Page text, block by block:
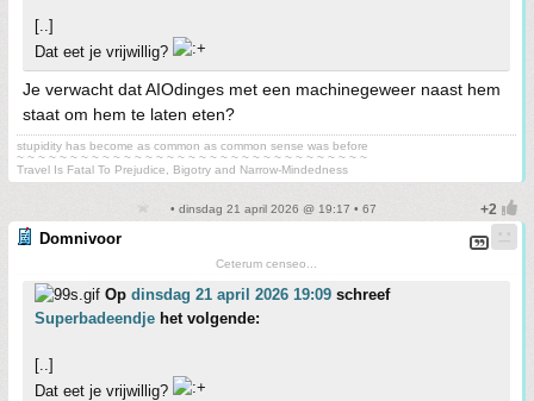
[..]
Dat eet je vrijwillig?
Je verwacht dat AIOdinges met een machinegeweer naast hem
staat om hem te laten eten?
stupidity has become as common as common sense was before
~ ~ ~ ~ ~ ~ ~ ~ ~ ~ ~ ~ ~ ~ ~ ~ ~ ~ ~ ~ ~ ~ ~ ~ ~ ~ ~ ~ ~ ~ ~ ~ ~
Travel Is Fatal To Prejudice, Bigotry and Narrow-Mindedness
• dinsdag 21 april 2026 @ 19:17 • 67
Domnivoor
Ceterum censeo...
Op dinsdag 21 april 2026 19:09 schreef
Superbadeendje het volgende:
[..]
Dat eet je vrijwillig?